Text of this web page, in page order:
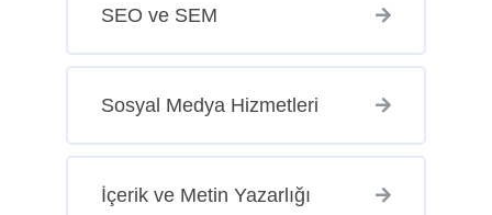
SEO ve SEM
Sosyal Medya Hizmetleri
İçerik ve Metin Yazarlığı